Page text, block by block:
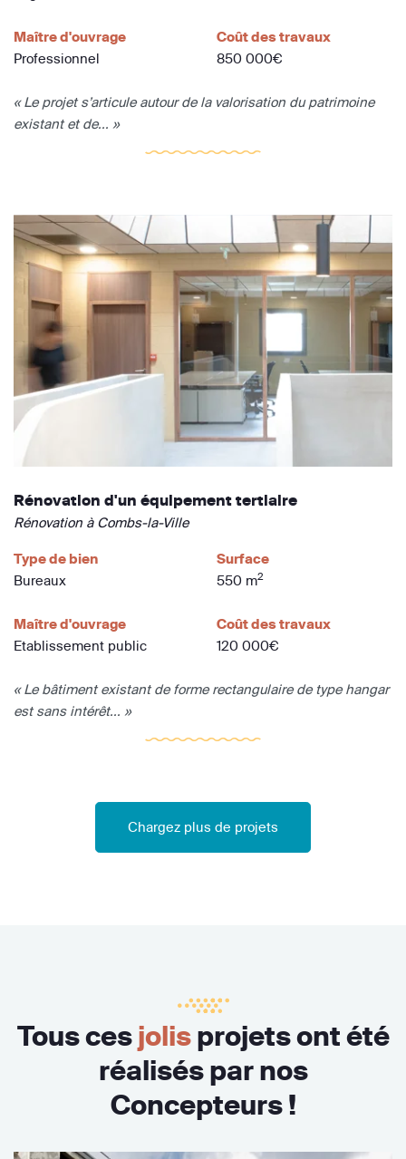
Maître d'ouvrage
Professionnel
Coût des travaux
850 000€
« Le projet s’articule autour de la valorisation du patrimoine
existant et de... »
Rénovation d'un équipement tertiaire
Rénovation à Combs-la-Ville
Type de bien
Bureaux
Surface
550 m2
Maître d'ouvrage
Etablissement public
Coût des travaux
120 000€
« Le bâtiment existant de forme rectangulaire de type hangar
est sans intérêt... »
Chargez plus de projets
Tous cesjolisprojets ont été
réalisés par nos
Concepteurs !